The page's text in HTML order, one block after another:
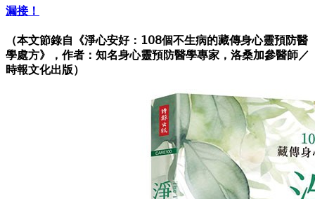
漏接！
（本文節錄自《淨心安好：𝟣𝟢𝟪個不生病的藏傳身心靈預防醫
學處方》，作者：知名身心靈預防醫學專家，洛桑加參醫師／
時報文化出版）